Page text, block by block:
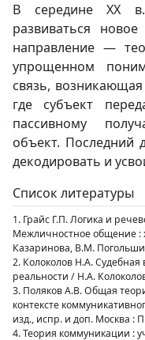
В середине XX
развиваться
направление —
упрощенном
связь,
где субъект
пассивному
объект. Последний
декодировать и
Список литературы
1. Грайс Г.П. Логика и
Межличностное общение :
Казаринова, В.М.
2. Колоколов Н.А. Судебная
реальности / Н.А.
3. Поляков А.В. Общая
контексте
изд., испр. и доп. Москва :
4. Теория коммуникации :